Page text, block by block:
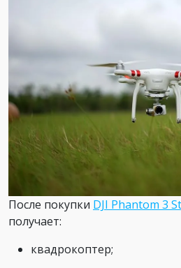
После покупки DJI Phantom 3
получает:
квадрокоптер;